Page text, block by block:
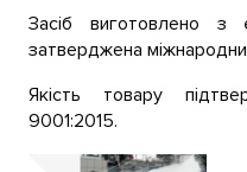
Засіб виготовлено з
затверджена
Якість товару
9001:2015.